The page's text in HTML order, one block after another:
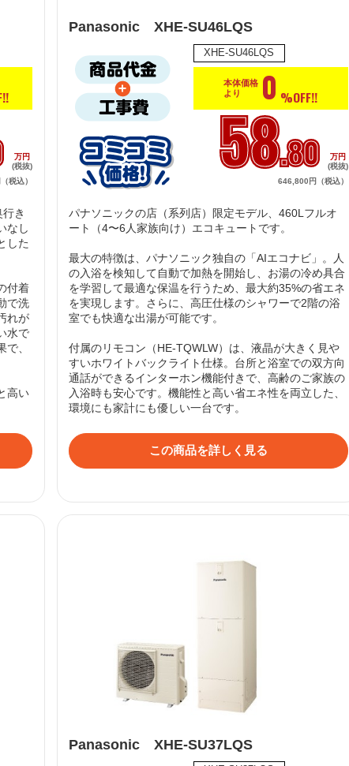
万円
(税抜)
税込）
き
なし
した
付着
で洗
れが
水で
、
高い
Panasonic XHE-SU46LQS
XHE-SU46LQS
本体価格
より
0 %OFF!!
58.80
万円
(税抜)
646,800円（税込）
パナソニックの店（系列店）限定モデル、460Lフルオ
ート（4〜6人家族向け）エコキュートです。
最大の特徴は、パナソニック独自の「AIエコナビ」。人
の入浴を検知して自動で加熱を開始し、お湯の冷め具合
を学習して最適な保温を行うため、最大約35%の省エネ
を実現します。さらに、高圧仕様のシャワーで2階の浴
室でも快適な出湯が可能です。
付属のリモコン（HE-TQWLW）は、液晶が大きく見や
すいホワイトバックライト仕様。台所と浴室での双方向
通話ができるインターホン機能付きで、高齢のご家族の
入浴時も安心です。機能性と高い省エネ性を両立した、
環境にも家計にも優しい一台です。
この商品を詳しく見る
Panasonic XHE-SU37LQS